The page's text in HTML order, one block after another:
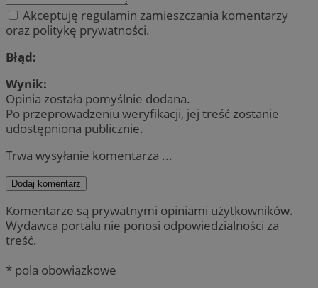
Akceptuję regulamin zamieszczania komentarzy
oraz politykę prywatności.
Błąd:
Wynik:
Opinia została pomyślnie dodana.
Po przeprowadzeniu weryfikacji, jej treść zostanie
udostępniona publicznie.
Trwa wysyłanie komentarza ...
Dodaj komentarz
Komentarze są prywatnymi opiniami użytkowników.
Wydawca portalu nie ponosi odpowiedzialności za
treść.
* pola obowiązkowe